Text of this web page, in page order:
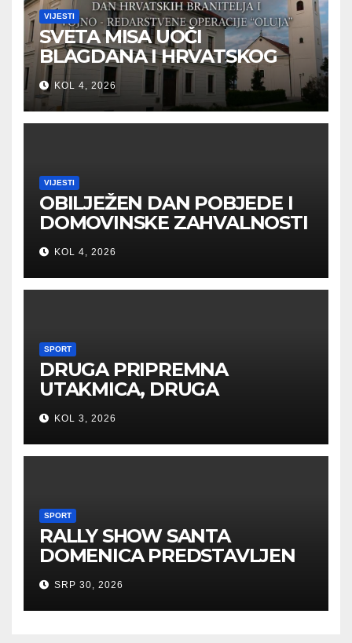
VIJESTI
SVETA MISA UOČI
BLAGDANA I HRVATSKOG
PRAZNIKA SLOBODE
KOL 4, 2026
VIJESTI
OBILJEŽEN DAN POBJEDE I
DOMOVINSKE ZAHVALNOSTI
U SVETOJ NEDELJI
KOL 4, 2026
SPORT
DRUGA PRIPREMNA
UTAKMICA, DRUGA
POBJEDA ZA TIGROVE
KOL 3, 2026
SPORT
RALLY SHOW SANTA
DOMENICA PREDSTAVLJEN
U AUSTRIJI
SRP 30, 2026